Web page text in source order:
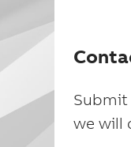
Submit
we will